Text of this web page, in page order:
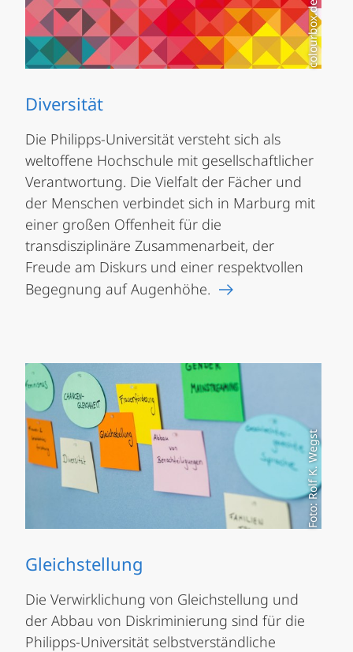
Diversität
Die Philipps-Universität versteht sich als
weltoffene Hochschule mit gesellschaftlicher
Verantwortung. Die Vielfalt der Fächer und
der Menschen verbindet sich in Marburg mit
einer großen Offenheit für die
transdisziplinäre Zusammenarbeit, der
Freude am Diskurs und einer respektvollen
Begegnung auf Augenhöhe.
Foto: Rolf K. Wegst
Gleichstellung
Die Verwirklichung von Gleichstellung und
der Abbau von Diskriminierung sind für die
Philipps-Universität selbstverständliche